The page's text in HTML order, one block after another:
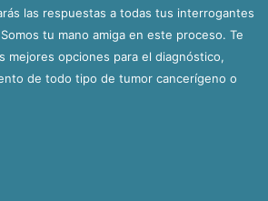
las respuestas a todas tus interrogantes
tu mano amiga en este proceso. Te
mejores opciones para el diagnóstico,
de todo tipo de tumor cancerígeno o